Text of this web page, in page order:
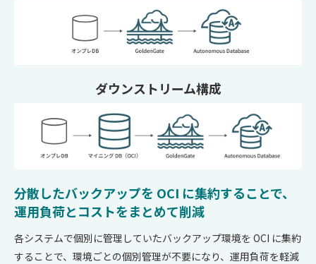
ダウンストリーム構成
分散したバックアップを OCI に集約することで、
運用負荷とコストをまとめて削減
各システムで個別に管理していたバックアップ環境を OCI に集約
することで、環境ごとの個別管理が不要になり、運用負荷を軽減